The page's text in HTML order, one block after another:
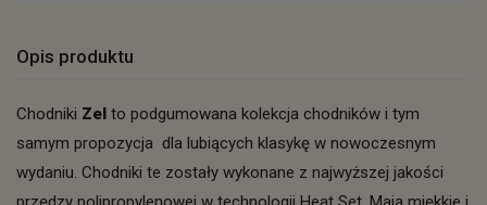
Opis produktu
Chodniki Zel to podgumowana kolekcja chodników i tym
samym propozycja dla lubiących klasykę w nowoczesnym
wydaniu. Chodniki te zostały wykonane z najwyższej jakości